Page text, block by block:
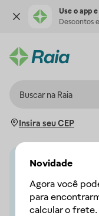
Use o app
Descontos
Insira seu CEP
Novidade
Agora você
para
calcular o frete.